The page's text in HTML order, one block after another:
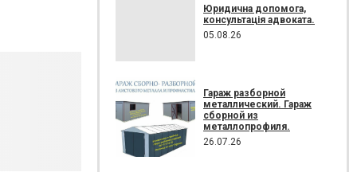
Юридична допомога,
консультація адвоката.
05.08.26
Гараж разборной
металлический. Гараж
сборной из
металлопрофиля.
26.07.26